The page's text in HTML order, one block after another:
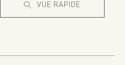
VUE RAPIDE